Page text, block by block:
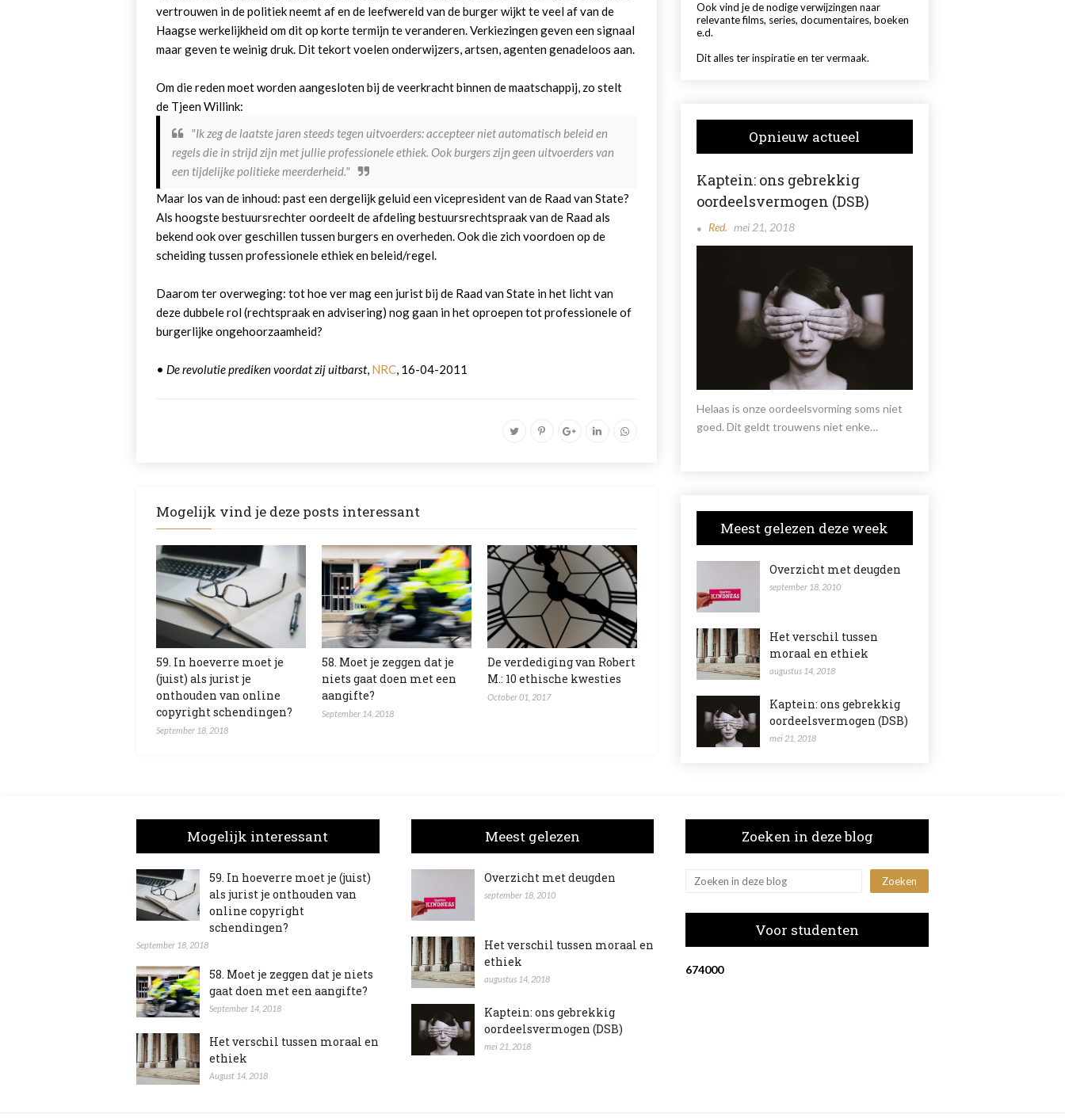
vertrouwen in de politiek neemt af en de leefwereld van de burger wijkt te veel af van de
Haagse werkelijkheid om dit op korte termijn te veranderen. Verkiezingen geven een signaal
maar geven te weinig druk. Dit tekort voelen onderwijzers, artsen, agenten genadeloos aan.
Om die reden moet worden aangesloten bij de veerkracht binnen de maatschappij, zo stelt
de Tjeen Willink:
"Ik zeg de laatste jaren steeds tegen uitvoerders: accepteer niet automatisch beleid en
regels die in strijd zijn met jullie professionele ethiek. Ook burgers zijn geen uitvoerders van
een tijdelijke politieke meerderheid."
Maar los van de inhoud: past een dergelijk geluid een vicepresident van de Raad van State?
Als hoogste bestuursrechter oordeelt de afdeling bestuursrechtspraak van de Raad als
bekend ook over geschillen tussen burgers en overheden. Ook die zich voordoen op de
scheiding tussen professionele ethiek en beleid/regel.
Daarom ter overweging: tot hoe ver mag een jurist bij de Raad van State in het licht van
deze dubbele rol (rechtspraak en advisering) nog gaan in het oproepen tot professionele of
burgerlijke ongehoorzaamheid?
• De revolutie prediken voordat zij uitbarst, NRC, 16-04-2011
Mogelijk vind je deze posts interessant
59. In hoeverre moet je
(juist) als jurist je
onthouden van online
copyright schendingen?
September 18, 2018
58. Moet je zeggen dat je
niets gaat doen met een
aangifte?
September 14, 2018
De verdediging van Robert
M.: 10 ethische kwesties
October 01, 2017
Ook vind je de nodige verwijzingen naar
relevante films, series, documentaires, boeken
e.d.
Dit alles ter inspiratie en ter vermaak.
Opnieuw actueel
Kaptein: ons gebrekkig
oordeelsvermogen (DSB)
Red. mei 21, 2018
Helaas is onze oordeelsvorming soms niet
goed. Dit geldt trouwens niet enke…
Meest gelezen deze week
Overzicht met deugden
september 18, 2010
Het verschil tussen
moraal en ethiek
augustus 14, 2018
Kaptein: ons gebrekkig
oordeelsvermogen (DSB)
mei 21, 2018
Mogelijk interessant
59. In hoeverre moet je (juist)
als jurist je onthouden van
online copyright
schendingen?
September 18, 2018
58. Moet je zeggen dat je niets
gaat doen met een aangifte?
September 14, 2018
Het verschil tussen moraal en
ethiek
August 14, 2018
Meest gelezen
Overzicht met deugden
september 18, 2010
Het verschil tussen moraal en
ethiek
augustus 14, 2018
Kaptein: ons gebrekkig
oordeelsvermogen (DSB)
mei 21, 2018
Zoeken in deze blog
Voor studenten
674000